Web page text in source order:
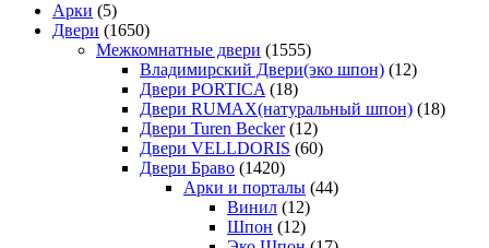
Арки (5)
Двери (1650)
Межкомнатные двери (1555)
Владимирский Двери(эко шпон) (12)
Двери PORTICA (18)
Двери RUMAX(натуральный шпон) (18)
Двери Turen Becker (12)
Двери VELLDORIS (60)
Двери Браво (1420)
Арки и порталы (44)
Винил (12)
Шпон (12)